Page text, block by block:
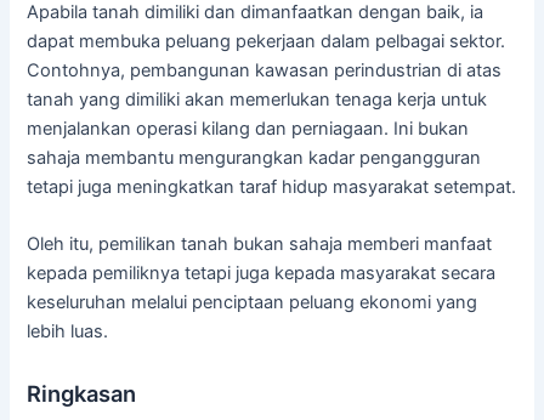
Apabila tanah dimiliki dan dimanfaatkan dengan baik, ia
dapat membuka peluang pekerjaan dalam pelbagai sektor.
Contohnya, pembangunan kawasan perindustrian di atas
tanah yang dimiliki akan memerlukan tenaga kerja untuk
menjalankan operasi kilang dan perniagaan. Ini bukan
sahaja membantu mengurangkan kadar pengangguran
tetapi juga meningkatkan taraf hidup masyarakat setempat.
Oleh itu, pemilikan tanah bukan sahaja memberi manfaat
kepada pemiliknya tetapi juga kepada masyarakat secara
keseluruhan melalui penciptaan peluang ekonomi yang
lebih luas.
Ringkasan